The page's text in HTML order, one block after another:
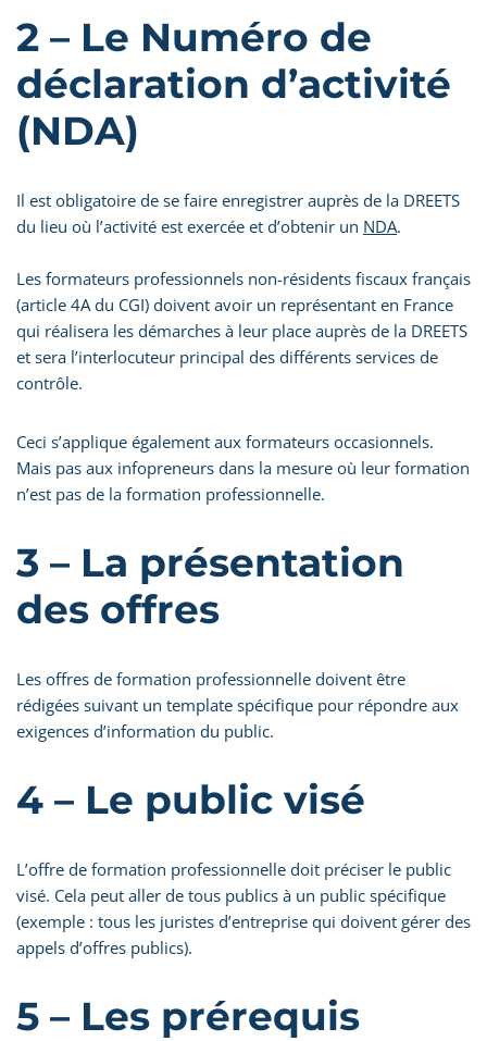
2 – Le Numéro de
déclaration d’activité
(NDA)
Il est obligatoire de se faire enregistrer auprès de la DREETS
du lieu où l’activité est exercée et d’obtenir un NDA.
Les formateurs professionnels non-résidents fiscaux français
(article 4A du CGI) doivent avoir un représentant en France
qui réalisera les démarches à leur place auprès de la DREETS
et sera l’interlocuteur principal des différents services de
contrôle.
Ceci s’applique également aux formateurs occasionnels.
Mais pas aux infopreneurs dans la mesure où leur formation
n’est pas de la formation professionnelle.
3 – La présentation
des offres
Les offres de formation professionnelle doivent être
rédigées suivant un template spécifique pour répondre aux
exigences d’information du public.
4 – Le public visé
L’offre de formation professionnelle doit préciser le public
visé. Cela peut aller de tous publics à un public spécifique
(exemple : tous les juristes d’entreprise qui doivent gérer des
appels d’offres publics).
5 – Les prérequis